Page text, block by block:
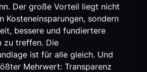
Der große Vorteil liegt nicht
Kosteneinsparungen, sondern
bessere und fundiertere
zu treffen. Die
ist für alle gleich. Und
Mehrwert: Transparenz